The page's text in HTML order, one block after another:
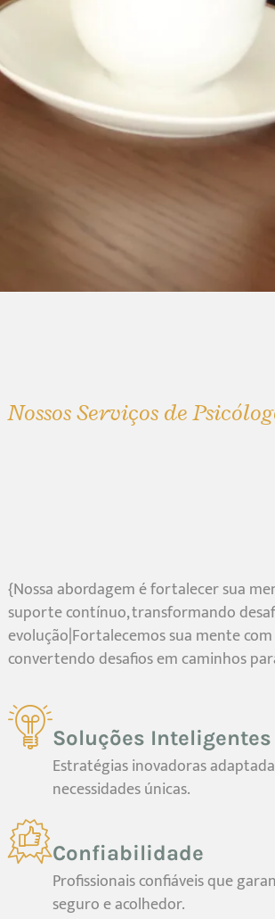
Nossos Serviços de
{Nossa abordagem é fortalecer sua
suporte contínuo, transformando
evolução|Fortalecemos sua mente
convertendo desafios em caminhos
Soluções Inteligentes
Estratégias inovadoras
necessidades únicas.
Confiabilidade
Profissionais confiáveis que
seguro e acolhedor.